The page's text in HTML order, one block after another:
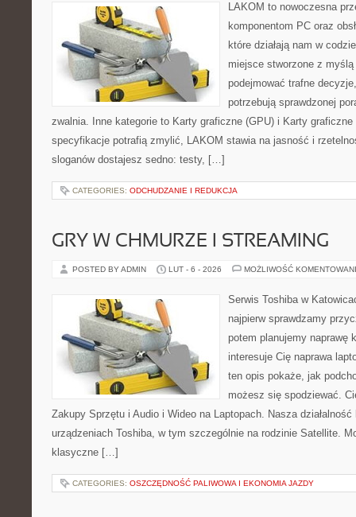
LAKOM to nowoczesna
komponentom PC oraz
które działają nam w
miejsce stworzone z
podejmować trafne
potrzebują sprawdzonej
zwalnia. Inne kategorie to Karty graficzne (GPU) i Karty
specyfikacje potrafią zmylić, LAKOM stawia na jasność i
sloganów dostajesz sedno: testy, […]
CATEGORIES: ODCHUDZANIE I REDUKCJA
GRY W CHMURZE I STREAMING
POSTED BY ADMIN LUT - 6 - 2026 MOŻLIWOŚĆ
Serwis Toshiba w
najpierw sprawdzamy
potem planujemy naprawę
interesuje Cię naprawa
ten opis pokaże, jak
możesz się spodziewać.
Zakupy Sprzętu i Audio i Wideo na Laptopach. Nasza
urządzeniach Toshiba, w tym szczególnie na rodzinie Satellite.
klasyczne […]
CATEGORIES: OSZCZĘDNOŚĆ PALIWOWA I EKONOMIA JAZDY